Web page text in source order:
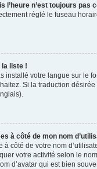
l’heure n’est toujours pas
réglé le fuseau
la liste !
installé votre langue sur le
Si la traduction
à côté de mon nom
à côté de votre nom
votre activité selon le
d’avatar qui est bien